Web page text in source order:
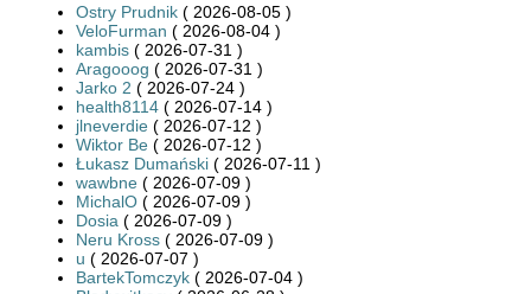
Ostry Prudnik ( 2026-08-05 )
VeloFurman ( 2026-08-04 )
kambis ( 2026-07-31 )
Aragooog ( 2026-07-31 )
Jarko 2 ( 2026-07-24 )
health8114 ( 2026-07-14 )
jlneverdie ( 2026-07-12 )
Wiktor Be ( 2026-07-12 )
Łukasz Dumański ( 2026-07-11 )
wawbne ( 2026-07-09 )
MichalO ( 2026-07-09 )
Dosia ( 2026-07-09 )
Neru Kross ( 2026-07-09 )
u ( 2026-07-07 )
BartekTomczyk ( 2026-07-04 )